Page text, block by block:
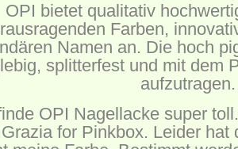
OPI bietet qualitativ
Farben,
Namen an. Die hoch
splitterfest und mit dem
aufzutragen.
OPI Nagellacke super
for Pinkbox. Leider hat